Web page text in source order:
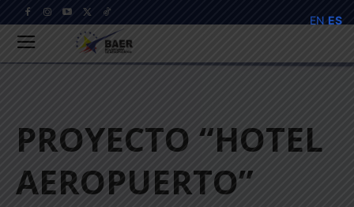
PROYECTO “HOTEL
AEROPUERTO”
EN ES